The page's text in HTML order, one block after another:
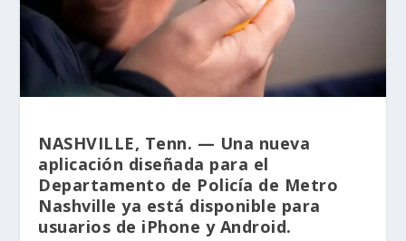
NASHVILLE, Tenn. — Una nueva
aplicación diseñada para el
Departamento de Policía de Metro
Nashville ya está disponible para
usuarios de iPhone y Android.